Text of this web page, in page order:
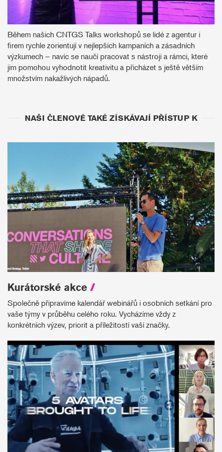
Během našich CNTGS Talks workshopů se lidé z agentur i
firem rychle zorientují v nejlepších kampaních a zásadních
výzkumech – navíc se naučí pracovat s nástroji a rámci, které
jim pomohou vyhodnotit kreativitu a přicházet s ještě větším
množstvím nakažlivých nápadů.
NAŠI ČLENOVÉ TAKÉ ZÍSKÁVAJÍ PŘÍSTUP K
Kurátorské akce /
Společně připravíme kalendář webinářů i osobních setkání pro
vaše týmy v průběhu celého roku. Vycházíme vždy z
konkrétních výzev, priorit a příležitostí vaší značky.